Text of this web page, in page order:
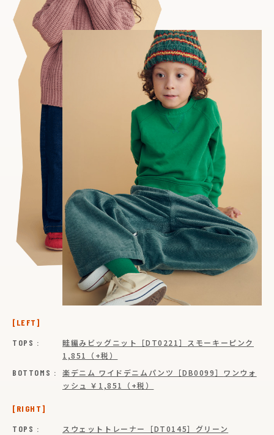
[LEFT]
TOPS :
畦編みビッグニット［DT0221］
スモーキーピンク
1,851（+税）
BOTTOMS :
楽デニム ワイドデニムパンツ［DB0099］ ワンウォ
ッシュ ￥1,851（+税）
[RIGHT]
TOPS :
スウェットトレーナー［DT0145］グリーン